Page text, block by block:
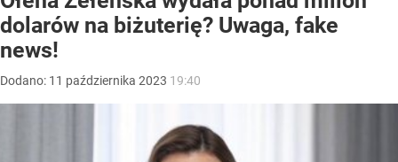
dolarów na biżuterię? Uwaga, fake
news!
Dodano: 11 października 2023 19:40